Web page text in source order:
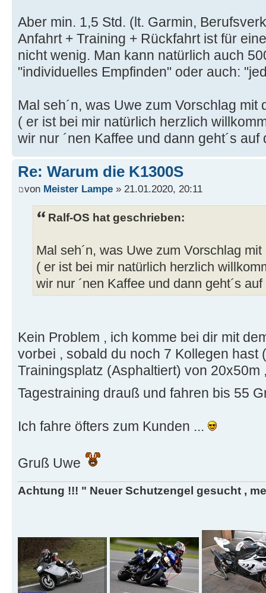
Aber min. 1,5 Std. (lt. Garmin,
Anfahrt + Training + Rückfahrt ist für
nicht wenig. Man kann natürlich auch
"individuelles Empfinden" oder auch:
Mal seh´n, was Uwe zum Vorschlag mit
( er ist bei mir natürlich herzlich
wir nur ´nen Kaffee und dann geht´s auf
Re: Warum die K1300S
von Meister Lampe » 21.01.2020, 20:11
Ralf-OS hat geschrieben:
Mal seh´n, was Uwe zum Vorschlag
( er ist bei mir natürlich herzlich
wir nur ´nen Kaffee und dann geht´s
Kein Problem , ich komme bei dir mit
vorbei , sobald du noch 7 Kollegen hast
Trainingsplatz (Asphaltiert) von 20x50m
Tagestraining drauß und fahren bis 55
Ich fahre öfters zum Kunden ...
Gruß Uwe
Achtung !!! " Neuer Schutzengel gesucht ,